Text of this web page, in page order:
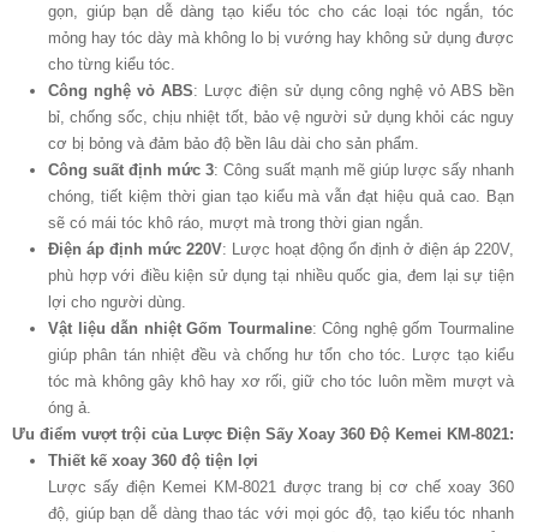
gọn, giúp bạn dễ dàng tạo kiểu tóc cho các loại tóc ngắn, tóc
mỏng hay tóc dày mà không lo bị vướng hay không sử dụng được
cho từng kiểu tóc.
Công nghệ vỏ ABS: Lược điện sử dụng công nghệ vỏ ABS bền
bỉ, chống sốc, chịu nhiệt tốt, bảo vệ người sử dụng khỏi các nguy
cơ bị bỏng và đảm bảo độ bền lâu dài cho sản phẩm.
Công suất định mức 3: Công suất mạnh mẽ giúp lược sấy nhanh
chóng, tiết kiệm thời gian tạo kiểu mà vẫn đạt hiệu quả cao. Bạn
sẽ có mái tóc khô ráo, mượt mà trong thời gian ngắn.
Điện áp định mức 220V: Lược hoạt động ổn định ở điện áp 220V,
phù hợp với điều kiện sử dụng tại nhiều quốc gia, đem lại sự tiện
lợi cho người dùng.
Vật liệu dẫn nhiệt Gốm Tourmaline: Công nghệ gốm Tourmaline
giúp phân tán nhiệt đều và chống hư tổn cho tóc. Lược tạo kiểu
tóc mà không gây khô hay xơ rối, giữ cho tóc luôn mềm mượt và
óng ả.
Ưu điểm vượt trội của Lược Điện Sấy Xoay 360 Độ Kemei KM-8021:
Thiết kế xoay 360 độ tiện lợi
Lược sấy điện Kemei KM-8021 được trang bị cơ chế xoay 360
độ, giúp bạn dễ dàng thao tác với mọi góc độ, tạo kiểu tóc nhanh